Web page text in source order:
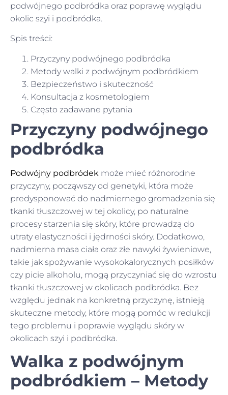
podwójnego podbródka oraz poprawę wyglądu
okolic szyi i podbródka.
Spis treści:
Przyczyny podwójnego podbródka
Metody walki z podwójnym podbródkiem
Bezpieczeństwo i skuteczność
Konsultacja z kosmetologiem
Często zadawane pytania
Przyczyny podwójnego
podbródka
Podwójny podbródek może mieć różnorodne
przyczyny, począwszy od genetyki, która może
predysponować do nadmiernego gromadzenia się
tkanki tłuszczowej w tej okolicy, po naturalne
procesy starzenia się skóry, które prowadzą do
utraty elastyczności i jędrności skóry. Dodatkowo,
nadmierna masa ciała oraz złe nawyki żywieniowe,
takie jak spożywanie wysokokalorycznych posiłków
czy picie alkoholu, mogą przyczyniać się do wzrostu
tkanki tłuszczowej w okolicach podbródka. Bez
względu jednak na konkretną przyczynę, istnieją
skuteczne metody, które mogą pomóc w redukcji
tego problemu i poprawie wyglądu skóry w
okolicach szyi i podbródka.
Walka z podwójnym
podbródkiem – Metody